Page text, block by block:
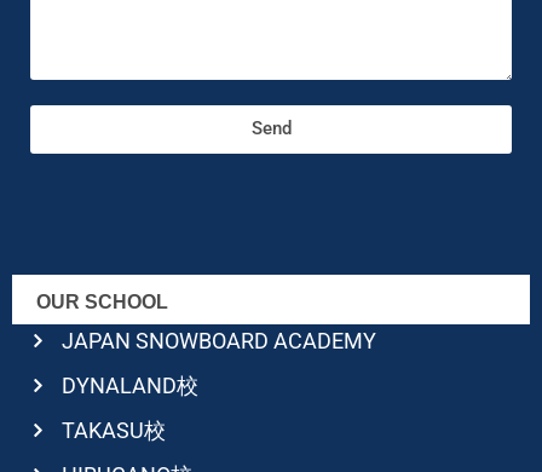
Send
OUR SCHOOL
JAPAN SNOWBOARD ACADEMY
DYNALAND校
TAKASU校